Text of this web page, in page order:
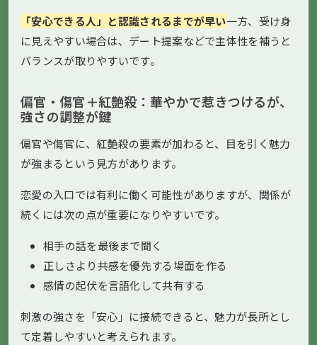
「安心できる人」と認識されるまでが早い一方、受け身
に見えやすい場合は、デート提案などで主体性を補うと
バランスが取りやすいです。
偏官・傷官＋紅艶殺：華やかで惹きつけるが、
強さの調整が鍵
偏官や傷官に、紅艶殺の要素が加わると、目を引く魅力
が強まるという見方があります。
恋愛の入口では有利に働く可能性がありますが、関係が
続くには次の点が重要になりやすいです。
相手の話を最後まで聞く
正しさより共感を優先する場面を作る
感情の起伏を言語化して共有する
刺激の強さを「安心」に接続できると、魅力が長所とし
て定着しやすいと考えられます。